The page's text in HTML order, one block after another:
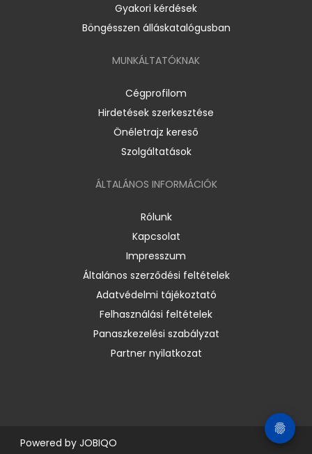
Gyakori kérdések
Böngésszen álláskatalógusban
MUNKÁLTATÓKNAK
Cégprofilom
Hirdetések szerkesztése
Önéletrajz kereső
Szolgáltatások
ÁLTALÁNOS INFORMÁCIÓK
Rólunk
Kapcsolat
Impresszum
Általános szerződési feltételek
Adatvédelmi tájékoztató
Felhasználási feltételek
Panaszkezelési szabályzat
Partner nyilatkozat
Powered by JOBIQO